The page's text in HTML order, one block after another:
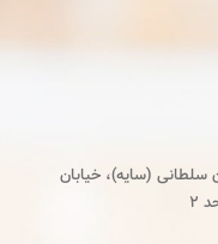
سلطانی (سایه)، خیابان